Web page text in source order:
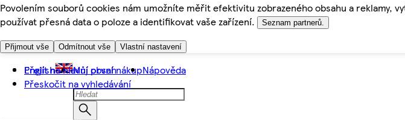
Povolením souborů cookies nám umožníte měřit efektivitu zobrazeného obsahu a
používat přesná data o poloze a identifikovat vaše zařízení.
Seznam partnerů.
Přijmout vše Odmítnout vše Vlastní nastavení
Přejít na hlavní obsah
Přeskočit na vyhledávání
English Můj první nákupNápověda